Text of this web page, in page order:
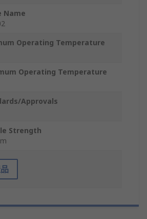
Name
Operating Temperature
Operating Temperature
Approvals
Strength